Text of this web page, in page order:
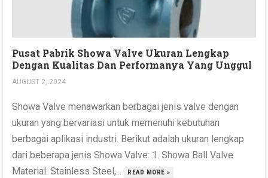
Pusat Pabrik Showa Valve Ukuran Lengkap
Dengan Kualitas Dan Performanya Yang Unggul
AUGUST 2, 2024
Showa Valve menawarkan berbagai jenis valve dengan
ukuran yang bervariasi untuk memenuhi kebutuhan
berbagai aplikasi industri. Berikut adalah ukuran lengkap
dari beberapa jenis Showa Valve: 1. Showa Ball Valve
Material: Stainless Steel,...
READ MORE »